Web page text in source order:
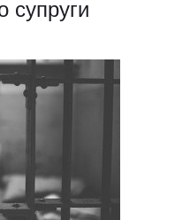
супруги